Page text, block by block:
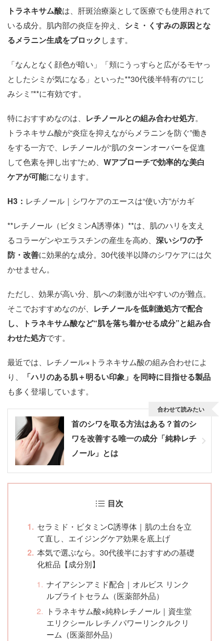
トラネキサム酸は、肝斑治療薬として医療でも使用されて
いる成分。肌内部の炎症を抑え、 シミ・くすみの原因とな
るメラニン生成をブロック します。
「なんとなく顔色が暗い」「頬にうっすらと広がるモヤっ
としたシミが気になる」といった**30代後半特有の“にじ
みシミ”**に有効です。
特におすすめなのは、 レチノールとの組み合わせ処方。
トラネキサム酸が“炎症を抑えながらメラニンを防ぐ”働き
をする一方で、レチノールが“肌のターンオーバーを促進
して色素を押し出す”ため、 Wアプローチで効率的な美白
ケアが可能になります。
H3 ： レチノール｜シワケアのエースは“使い方”がカギ
**レチノール（ビタミンA誘導体）**は、肌のハリを支え
るコラーゲンやエラスチンの産生を高め、 深いシワの予
防・改善に効果的な成分。30代後半以降のシワケアには欠
かせません。
ただし、効果が高い分、肌への刺激が出やすいのが難点。
そこでおすすめなのが、 レチノールを低刺激処方で配合
し、トラネキサム酸など“肌を落ち着かせる成分”と組み合
わせた処方です。
最近では、レチノール×トラネキサム酸の組み合わせによ
り、
「ハリのある肌＋明るい印象」を同時に目指せる製品
も多く登場しています。
首のシワを取る方法はある？首のシ
ワを改善する唯一の成分「純粋レチ
ノール」とは
合わせて読みたい
目次
セラミド・ビタミンC誘導体｜肌の土台を立
て直し、エイジングケア効果を底上げ
本気で選ぶなら。30代後半におすすめの基礎
化粧品【成分別】
ナイアシンアミド配合｜オルビス リンク
ルブライトセラム（医薬部外品）
トラネキサム酸×純粋レチノール｜資生堂
エリクシール レチノパワーリンクルクリ
ーム（医薬部外品）